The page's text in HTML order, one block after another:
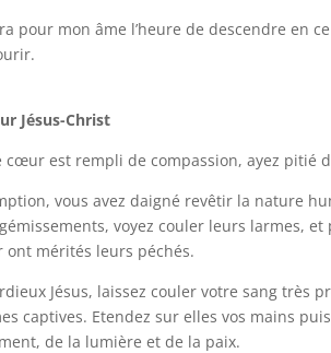
pour mon âme l’heure de descendre en
Jésus-Christ
cœur est rempli de compassion, ayez pitié
vous avez daigné revêtir la nature
voyez couler leurs larmes,
ont mérités leurs péchés.
Jésus, laissez couler votre sang
captives. Etendez sur elles vos mains
de la lumière et de la paix.